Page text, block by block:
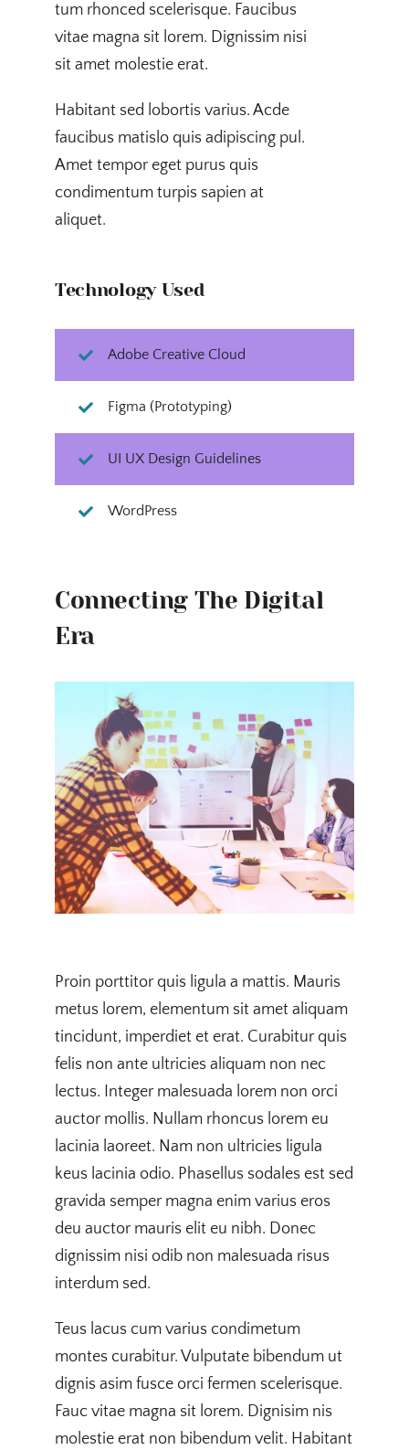
tum rhonced scelerisque. Faucibus
vitae magna sit lorem. Dignissim nisi
sit amet molestie erat.
Habitant sed lobortis varius. Acde
faucibus matislo quis adipiscing pul.
Amet tempor eget purus quis
condimentum turpis sapien at
aliquet.
Technology Used
Adobe Creative Cloud
Figma (Prototyping)
UI UX Design Guidelines
WordPress
Connecting The Digital
Era
Proin porttitor quis ligula a mattis. Mauris
metus lorem, elementum sit amet aliquam
tincidunt, imperdiet et erat. Curabitur quis
felis non ante ultricies aliquam non nec
lectus. Integer malesuada lorem non orci
auctor mollis. Nullam rhoncus lorem eu
lacinia laoreet. Nam non ultricies ligula
keus lacinia odio. Phasellus sodales est sed
gravida semper magna enim varius eros
deu auctor mauris elit eu nibh. Donec
dignissim nisi odib non malesuada risus
interdum sed.
Teus lacus cum varius condimetum
montes curabitur. Vulputate bibendum ut
dignis asim fusce orci fermen scelerisque.
Fauc vitae magna sit lorem. Dignisim nis
molestie erat non bibendum velit. Habitant